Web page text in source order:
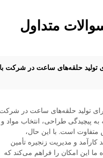
متداول
تولید حلقه‌های ساعت در شرکت
تولید حلقه‌های ساعت در شرکت
به پیچیدگی طراحی، انتخاب مواد و
است. با این حال،
کارآمد و مدیریت زنجیره تأمین
ما این امکان را فراهم می‌کند که